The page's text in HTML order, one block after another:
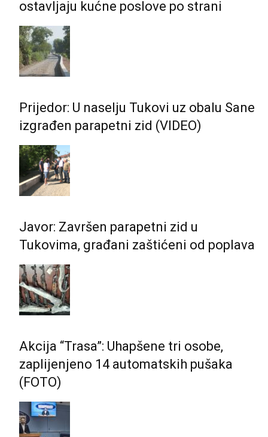
ostavljaju kućne poslove po strani
Prijedor: U naselju Tukovi uz obalu Sane
izgrađen parapetni zid (VIDEO)
Javor: Završen parapetni zid u
Tukovima, građani zaštićeni od poplava
Akcija “Trasa”: Uhapšene tri osobe,
zaplijenjeno 14 automatskih pušaka
(FOTO)